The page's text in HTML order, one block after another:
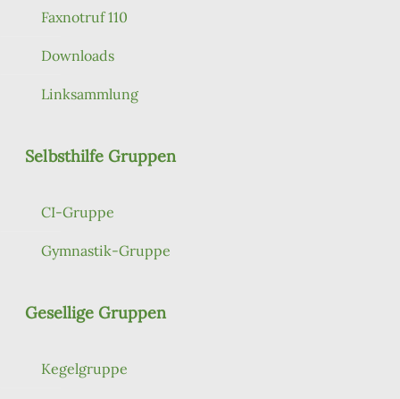
Faxnotruf 110
Downloads
Linksammlung
Selbsthilfe Gruppen
CI-Gruppe
Gymnastik-Gruppe
Gesellige Gruppen
Kegelgruppe